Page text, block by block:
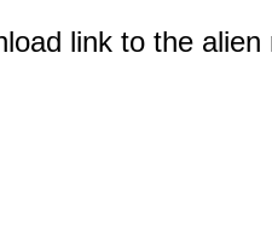
link to the alien